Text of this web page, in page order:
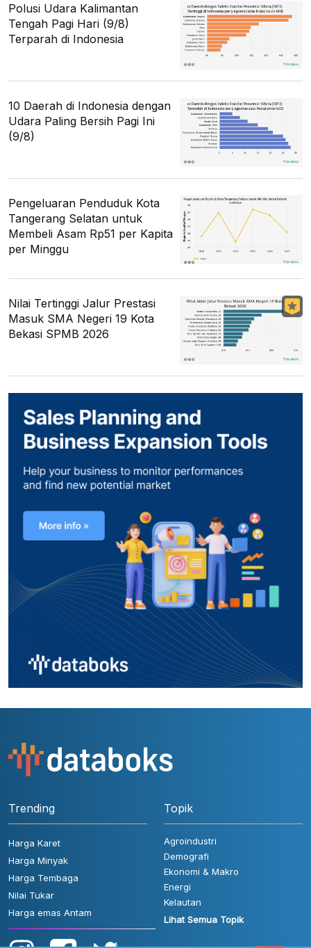
Polusi Udara Kalimantan
Tengah Pagi Hari (9/8)
Terparah di Indonesia
10 Daerah di Indonesia dengan
Udara Paling Bersih Pagi Ini
(9/8)
Pengeluaran Penduduk Kota
Tangerang Selatan untuk
Membeli Asam Rp51 per Kapita
per Minggu
Nilai Tertinggi Jalur Prestasi
Masuk SMA Negeri 19 Kota
Bekasi SPMB 2026
Trending
Harga Karet
Harga Minyak
Harga Tembaga
Nilai Tukar
Harga emas Antam
Topik
Agroindustri
Demografi
Ekonomi & Makro
Energi
Kelautan
Lihat Semua Topik